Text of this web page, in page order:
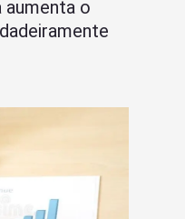
aumenta o